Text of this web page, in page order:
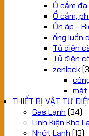
Ổ cắm
Ổ cắm,
Ổn áp -
ống luồn
Tủ điện
Tủ điện
zenlock
mặt
THIẾT BỊ VẬT TƯ
Gas Lạnh (34)
Linh Kiện Kho
Nhớt Lạnh (13)